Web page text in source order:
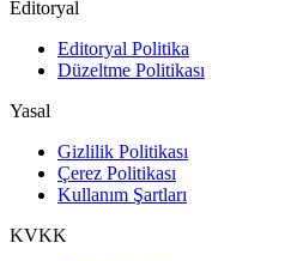
Editoryal
Editoryal Politika
Düzeltme Politikası
Yasal
Gizlilik Politikası
Çerez Politikası
Kullanım Şartları
KVKK